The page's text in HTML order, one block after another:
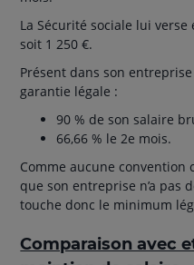
La Sécurité sociale lui
soit 1 250 €.
Présent dans son
garantie légale :
90 % de son salaire
66,66 % le 2e mois.
Comme aucune convention
que son entreprise n’a pas
touche donc le minimum
Comparaison avec